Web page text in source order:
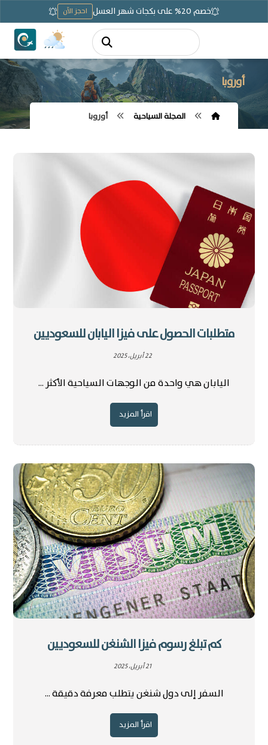
خصم 20% على بكجات شهر العسل احجز الآن
أوروبا
المجلة السياحية أوروبا
متطلبات الحصول على فيزا اليابان للسعوديين
22 أبريل، 2025
اليابان هي واحدة من الوجهات السياحية الأكثر ...
اقرأ المزيد
كم تبلغ رسوم فيزا الشنغن للسعوديين
21 أبريل، 2025
السفر إلى دول شنغن يتطلب معرفة دقيقة ...
اقرأ المزيد